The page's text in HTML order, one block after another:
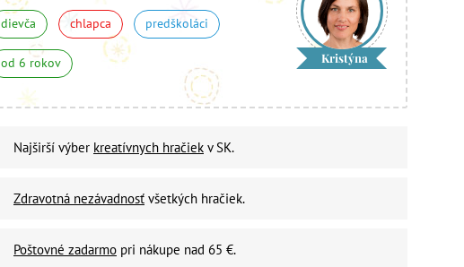
dievča chlapca predškoláci
od 6 rokov Kristýna
Najširší výber kreatívnych hračiek v SK.
Zdravotná nezávadnosť všetkých hračiek.
Poštovné zadarmo pri nákupe nad 65 €.